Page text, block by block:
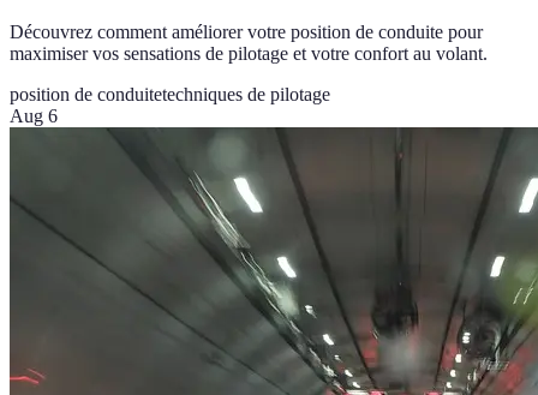
Découvrez comment améliorer votre position de conduite pour
maximiser vos sensations de pilotage et votre confort au volant.
position de conduitetechniques de pilotage
Aug 6